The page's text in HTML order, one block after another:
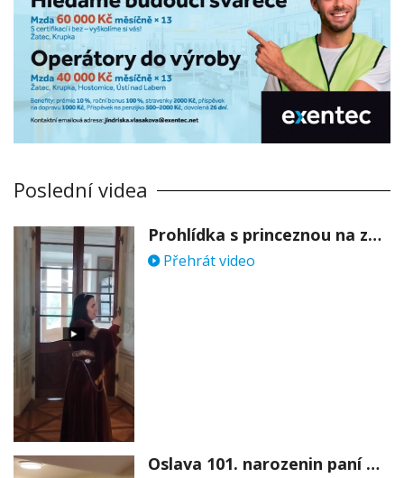
Poslední videa
Prohlídka s princeznou na zámku Stekník
Přehrát video
Oslava 101. narozenin paní Věry Skořepové